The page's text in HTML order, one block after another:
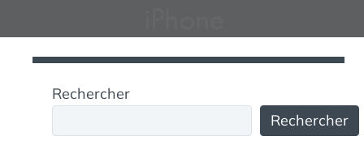
Rechercher
Rechercher